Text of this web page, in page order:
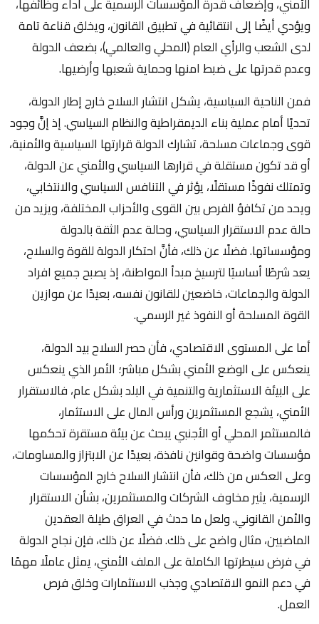
ويؤدي أيضًا إلى انتقائية في تطبيق القانون، ويخلق قناعة تامة
لدى الشعب والرأي العام (المحلي والعالمي)، بضعف الدولة
وعدم قدرتها على ضبط امنها وحماية شعبها وأرضيها.
فمن الناحية السياسية، يشكل انتشار السلاح خارج إطار الدولة،
تحديًا أمام عملية بناء الديمقراطية والنظام السياسي. إذ إنَّ وجود
قوى وجماعات مسلحة، تشارك الدولة قرارتها السياسية والأمنية،
أو قد تكون مستقلة في قرارها السياسي والأمني عن الدولة،
وتمتلك نفوذًا مستقلًا، يؤثر في التنافس السياسي والانتخابي،
ويحد من تكافؤ الفرص بين القوى والأحزاب المختلفة، ويزيد من
حالة عدم الاستقرار السياسي، وحالة عدم الثقة بالدولة
ومؤسساتها. فضلًا عن ذلك، فأنَّ احتكار الدولة للقوة والسلاح،
يعد شرطًا أساسيًا لترسيخ مبدأ المواطنة، إذ يصبح جميع افراد
الدولة والجماعات، خاضعين للقانون نفسه، بعيدًا عن موازين
القوة المسلحة أو النفوذ غير الرسمي.
أما على المستوى الاقتصادي، فأن حصر السلاح بيد الدولة،
ينعكس على الوضع الأمني بشكل مباشر؛ الأمر الذي ينعكس
على البيئة الاستثمارية والتنمية في البلد بشكل عام، فالاستقرار
الأمني، يشجع المستثمرين ورأس المال على الاستثمار،
فالمستثمر المحلي أو الأجنبي يبحث عن بيئة مستقرة تحكمها
مؤسسات واضحة وقوانين نافذة، بعيدًا عن الابتزاز والمساومات،
وعلى العكس من ذلك، فأن انتشار السلاح خارج المؤسسات
الرسمية، يثير مخاوف الشركات والمستثمرين، بشأن الاستقرار
والأمن القانوني. ولعل ما حدث في العراق طيلة العقدين
الماضيين، مثال واضح على ذلك. فضلًا عن ذلك، فإن نجاح الدولة
في فرض سيطرتها الكاملة على الملف الأمني، يمثل عاملًا مهمًا
في دعم النمو الاقتصادي وجذب الاستثمارات وخلق فرص
العمل.